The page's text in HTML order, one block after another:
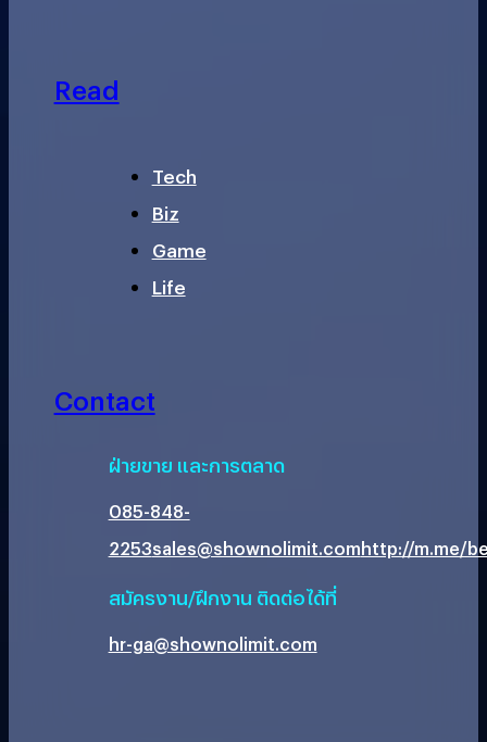
Read
Tech
Biz
Game
Life
Contact
ฝ่ายขาย และการตลาด
085-848-
2253sales@shownolimit.comhttp://m.me/
สมัครงาน/ฝึกงาน ติดต่อได้ที่
hr-ga@shownolimit.com